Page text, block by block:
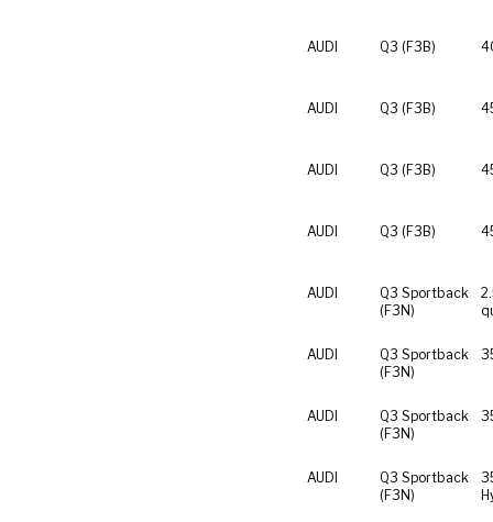
AUDI Q3 (F3B)
AUDI Q3 (F3B)
AUDI Q3 (F3B)
AUDI Q3 (F3B)
AUDI
Q3 Sportback
(F3N)
AUDI
Q3 Sportback
(F3N)
AUDI
Q3 Sportback
(F3N)
AUDI
Q3 Sportback
(F3N)